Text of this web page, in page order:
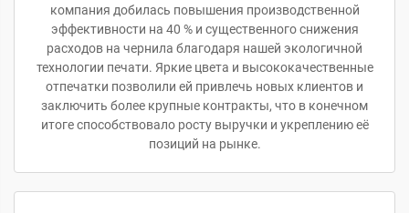
компания добилась повышения производственной
эффективности на 40 % и существенного снижения
расходов на чернила благодаря нашей экологичной
технологии печати. Яркие цвета и высококачественные
отпечатки позволили ей привлечь новых клиентов и
заключить более крупные контракты, что в конечном
итоге способствовало росту выручки и укреплению её
позиций на рынке.